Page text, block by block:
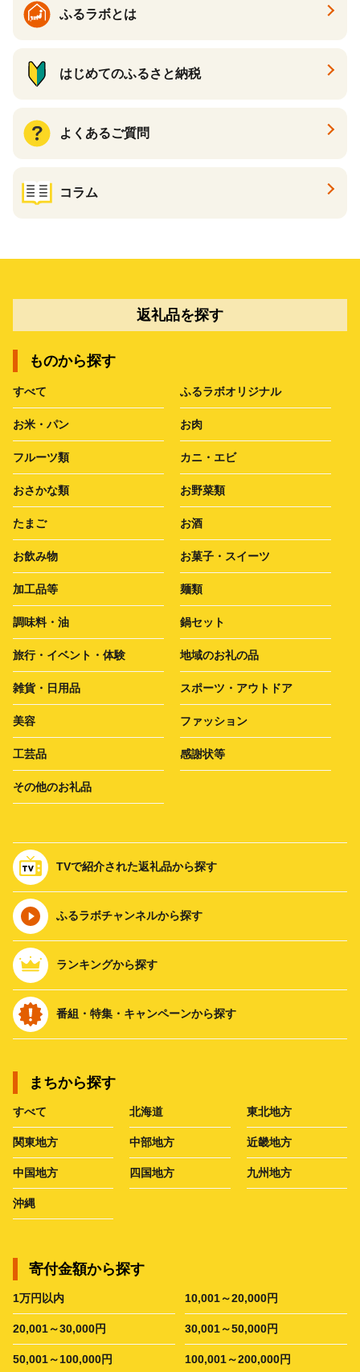
ふるラボとは
はじめてのふるさと納税
よくあるご質問
コラム
返礼品を探す
ものから探す
すべて ふるラボオリジナル
お米・パン お肉
フルーツ類 カニ・エビ
おさかな類 お野菜類
たまご お酒
お飲み物 お菓子・スイーツ
加工品等 麺類
調味料・油 鍋セット
旅行・イベント・体験 地域のお礼の品
雑貨・日用品 スポーツ・アウトドア
美容 ファッション
工芸品 感謝状等
その他のお礼品
TVで紹介された返礼品から探す
ふるラボチャンネルから探す
ランキングから探す
番組・特集・キャンペーンから探す
まちから探す
すべて 北海道 東北地方
関東地方 中部地方 近畿地方
中国地方 四国地方 九州地方
沖縄
寄付金額から探す
1万円以内 10,001～20,000円
20,001～30,000円 30,001～50,000円
50,001～100,000円 100,001～200,000円